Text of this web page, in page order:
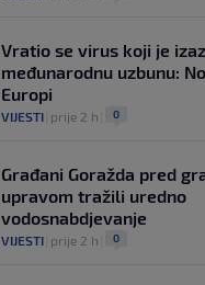
Vratio se virus koji je
međunarodnu uzbunu:
Europi
VIJESTI prije 2 h 0
Građani Goražda pred
upravom tražili uredno
vodosnabdjevanje
VIJESTI prije 2 h 0